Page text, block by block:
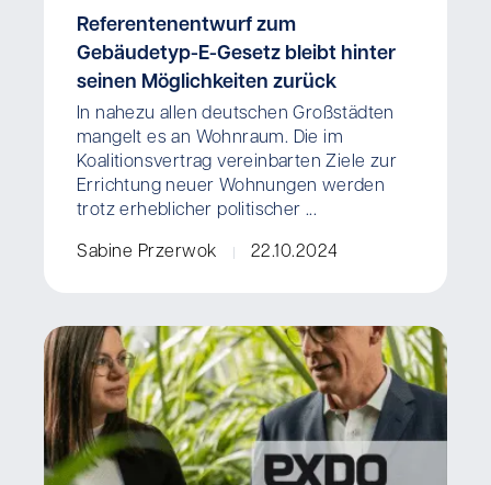
Referentenentwurf zum
Gebäudetyp-E-Gesetz bleibt hinter
seinen Möglichkeiten zurück
In nahezu allen deutschen Großstädten
mangelt es an Wohnraum. Die im
Koalitionsvertrag vereinbarten Ziele zur
Errichtung neuer Wohnungen werden
trotz erheblicher politischer ...
Sabine Przerwok 22.10.2024